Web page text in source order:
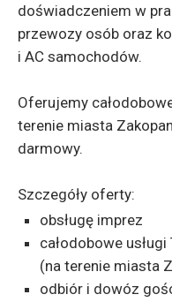
doświadczeniem w
przewozy osób oraz
i AC samochodów.
Oferujemy
terenie miasta
darmowy.
Szczegóły oferty:
obsługę imprez
całodobowe
(na terenie miasta
odbiór i dowóz